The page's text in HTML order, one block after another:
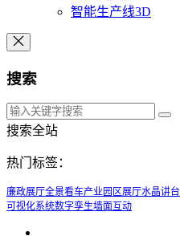
智能生产线3D
搜索
搜索全站
热门标签：
廉政展厅全景看车产业园区展厅水晶讲台
可视化系统数字孪生墙面互动